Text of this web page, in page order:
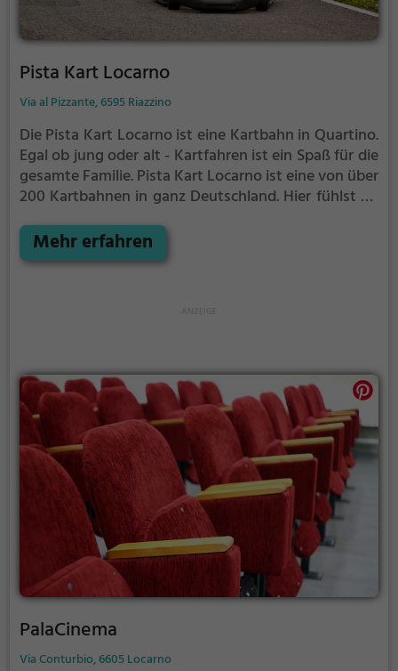
Pista Kart Locarno
Via al Pizzante, 6595 Riazzino
Die Pista Kart Locarno ist eine Kartbahn in Quartino.
Egal ob jung oder alt - Kartfahren ist ein Spaß für die
gesamte Familie.Pista Kart Locarno ist eine von über
200 Kartbahnen in ganz Deutschland. Hier fühlst du
deinem Kart um die Kurven rauschst.
Mehr erfahren
PalaCinema
Via Conturbio, 6605 Locarno